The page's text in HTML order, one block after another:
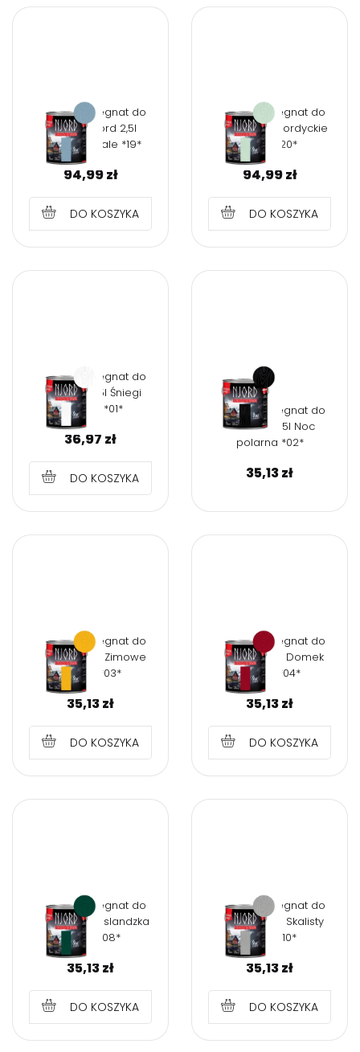
NJORD Impregnat do
drewna Njord 2,5l
Atlantyckie fale *19*
94,99zł
DO KOSZYKA
NJORD Impregnat do
drewna 2,5l Nordyckie
trawy *20*
94,99zł
DO KOSZYKA
NJORD Impregnat do
drewna 0,75l Śniegi
północy *01*
36,97 zł
DO KOSZYKA
NJORD Impregnat do
drewna 0,75l Noc
polarna *02*
35,13zł
NJORD Impregnat do
drewna 0,75l Zimowe
słońce *03*
35,13zł
DO KOSZYKA
NJORD Impregnat do
drewna 0,75l Domek
rybaka *04*
35,13zł
DO KOSZYKA
NJORD Impregnat do
drewna 0,75l Islandzka
dolina *08*
35,13zł
DO KOSZYKA
NJORD Impregnat do
drewna 0,75l Skalisty
brzeg *10*
35,13zł
DO KOSZYKA